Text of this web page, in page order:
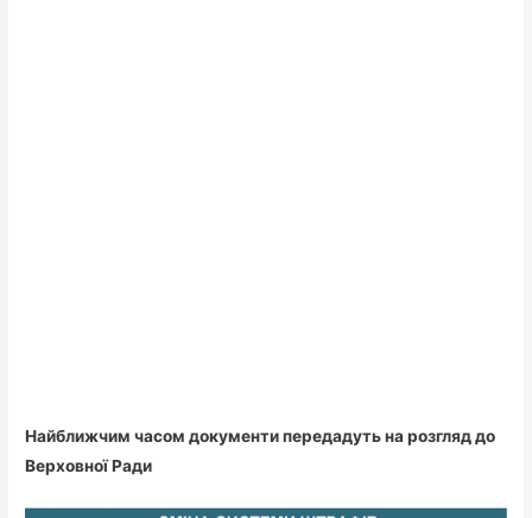
Найближчим часом документи передадуть на розгляд до
Верховної Ради